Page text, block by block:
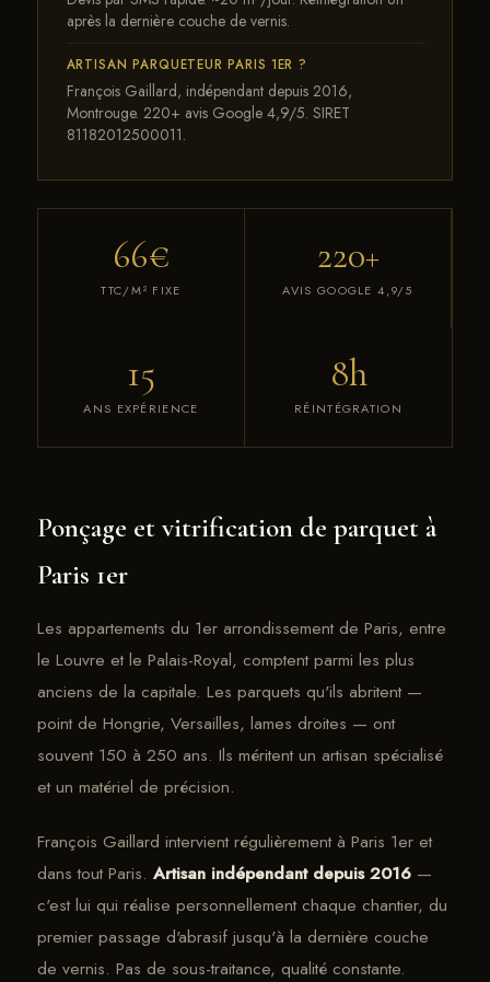
après la dernière couche de vernis.
ARTISAN PARQUETEUR PARIS 1ER ?
François Gaillard, indépendant depuis 2016,
Montrouge. 220+ avis Google 4,9/5. SIRET
81182012500011.
66€
TTC/M² FIXE
220+
AVIS GOOGLE 4,9/5
15
ANS EXPÉRIENCE
8h
RÉINTÉGRATION
Ponçage et vitrification de parquet à
Paris 1er
Les appartements du 1er arrondissement de Paris, entre
le Louvre et le Palais-Royal, comptent parmi les plus
anciens de la capitale. Les parquets qu'ils abritent —
point de Hongrie, Versailles, lames droites — ont
souvent 150 à 250 ans. Ils méritent un artisan spécialisé
et un matériel de précision.
François Gaillard intervient régulièrement à Paris 1er et
dans tout Paris. Artisan indépendant depuis 2016 —
c'est lui qui réalise personnellement chaque chantier, du
premier passage d'abrasif jusqu'à la dernière couche
de vernis. Pas de sous-traitance, qualité constante.